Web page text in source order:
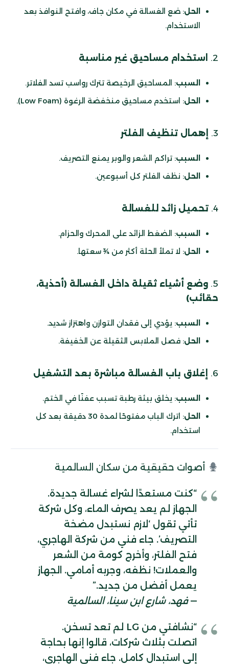
الحل: ضع الغسالة في مكان جاف، وافتح النوافذ بعد
الاستخدام.
2. استخدام مساحيق غير مناسبة
السبب: المساحيق الرخيصة تترك رواسب تسد الفلاتر.
الحل: استخدم مساحيق منخفضة الرغوة (Low Foam).
3. إهمال تنظيف الفلتر
السبب: تراكم الشعر والوبر يمنع التصريف.
الحل: نظف الفلتر كل أسبوعين.
4. تحميل زائد للغسالة
السبب: الضغط الزائد على المحرك والحزام.
الحل: لا تملأ الحلة أكثر من ¾ سعتها.
5. وضع أشياء ثقيلة داخل الغسالة (أحذية،
حقائب)
السبب: يؤدي إلى فقدان التوازن واهتزاز شديد.
الحل: فصل الملابس الثقيلة عن الخفيفة.
6. إغلاق باب الغسالة مباشرة بعد التشغيل
السبب: يخلق بيئة رطبة تسبب عفنًا في الختم.
الحل
: اترك الباب مفتوحًا لمدة 30 دقيقة بعد كل
استخدام.
أصوات حقيقية من سكان السالمية
“كنت مستعدًا لشراء غسالة جديدة.
الجهاز لم يعد يصرف الماء، وكل شركة
تأتي تقول ‘لازم نستبدل مضخة
التصريف’. جاء فني من شركة الهاجري،
فتح الفلتر، وأخرج كومة من الشعر
والعملات! نظفه، وجربه أمامي. الجهاز
يعمل أفضل من جديد.”
—فهد، شارع ابن سينا، السالمية
“نشافتي من LG لم تعد تسخن.
اتصلت بثلاث شركات، قالوا إنها بحاجة
إلى استبدال كامل. جاء فني الهاجري،